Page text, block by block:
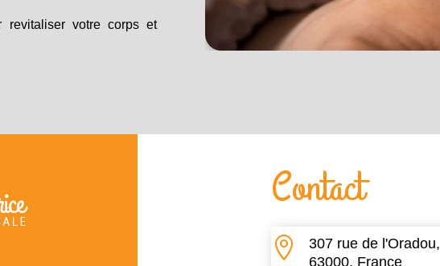
revitaliser votre corps et
Contact
 307 rue de l'Oradou,
63000, France